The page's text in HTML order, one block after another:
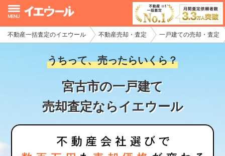
不動産一括査定のイエウール 不動産売却・査定 一戸建ての売却・査定
うちって、売ったらいくら？
宮古市の一戸建て
売却査定ならイエウール
イエウール加盟希望の不動産会社様
初めての方へ
不動産売却の流れ
不動産の売却・一括査定
家査定シミュレーター